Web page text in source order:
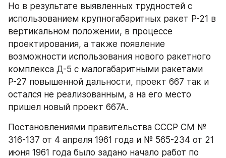
Но в результате выявленных трудностей с
использованием крупногабаритных ракет Р-21 в
вертикальном положении, в процессе
проектирования, а также появление
возможности использования нового ракетного
комплекса Д-5 с малогабаритными ракетами
Р-27 повышенной дальности, проект 667 так и
остался не реализованным, а на его место
пришел новый проект 667А.
Постановлениями правительства СССР СМ №
316-137 от 4 апреля 1961 года и № 565-234 от 21
июня 1961 года было задано начало работ по